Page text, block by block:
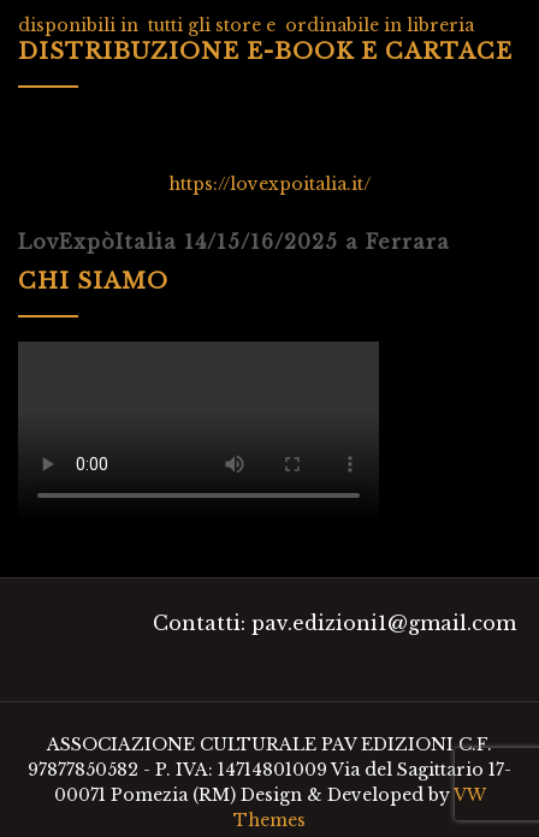
disponibili in tutti gli store e ordinabile in libreria
DISTRIBUZIONE E-BOOK E CARTACE
https://lovexpoitalia.it/
LovExpòItalia 14/15/16/2025 a Ferrara
CHI SIAMO
Contatti: pav.edizioni1@gmail.com
ASSOCIAZIONE CULTURALE PAV EDIZIONI C.F.
97877850582 - P. IVA: 14714801009 Via del Sagittario 17-
00071 Pomezia (RM)Design & Developed byVW
Themes